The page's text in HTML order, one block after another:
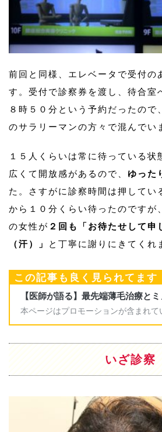
前回と同様、エレベータで受付の
す。受付で診察券を渡し、待合室
８時５０分という予約だったので
のサラリーマンの方々で混んでい
１５人くらいは常に待っている状
広くて開放感があるので、 ゆった
た。さすがに診察時間は押してい
から１０分くらい待ったのですが
の女性が ２回も「お待たせして申
（汗）」
と丁寧に謝りにきてくれ
この記事も良く見られてます
いざ診察